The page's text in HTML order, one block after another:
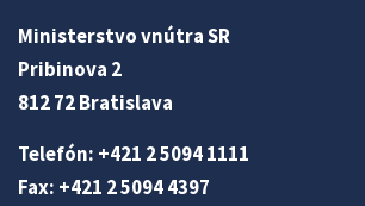
Ministerstvo vnútra SR
Pribinova 2
812 72 Bratislava
Telefón: +421 2 5094 1111
Fax: +421 2 5094 4397